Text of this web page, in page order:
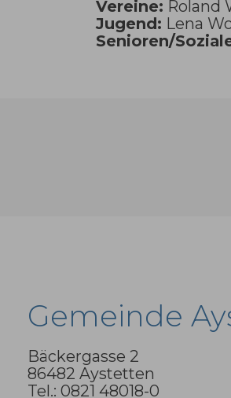
Vereine: Roland
Jugend: Lena
Senioren/
Gemeinde
Bäckergasse 2
86482 Aystetten
Tel.: 0821 48018-0